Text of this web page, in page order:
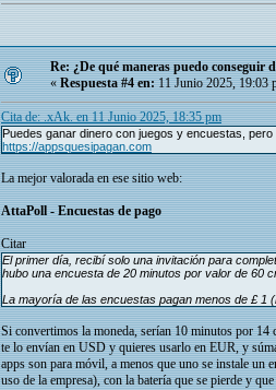
Re: ¿De qué maneras puedo conseguir
«Respuesta #4 en:11 Junio 2025, 19:03
Cita de: .xAk. en 11 Junio 2025, 18:35 pm
Puedes ganar dinero con juegos y encuestas,
https://appsquesipagan.com
La mejor valorada en ese sitio web:
AttaPoll - Encuestas de pago
Citar
El primer día, recibí solo una invitación para
hubo una encuesta de 20 minutos por valor de 60
La mayoría de las encuestas pagan menos de £ 1
Si convertimos la moneda, serían 10 minutos por
te lo envían en USD y quieres usarlo en EUR, y
apps son para móvil, a menos que uno se instale un
uso de la empresa), con la batería que se pierde y